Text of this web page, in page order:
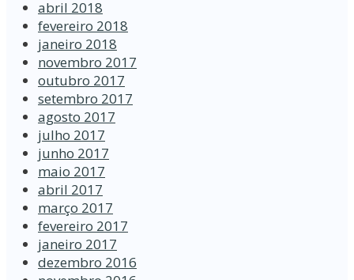
abril 2018
fevereiro 2018
janeiro 2018
novembro 2017
outubro 2017
setembro 2017
agosto 2017
julho 2017
junho 2017
maio 2017
abril 2017
março 2017
fevereiro 2017
janeiro 2017
dezembro 2016